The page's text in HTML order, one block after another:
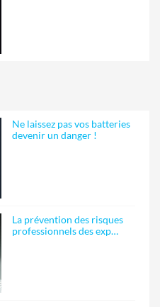
Ne laissez pas vos batteries
devenir un danger !
La prévention des risques
professionnels des exp…